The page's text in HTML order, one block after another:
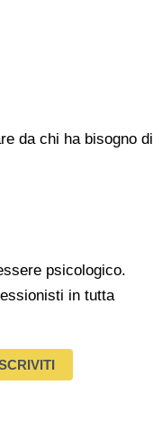
da chi ha bisogno di
psicologico.
in tutta